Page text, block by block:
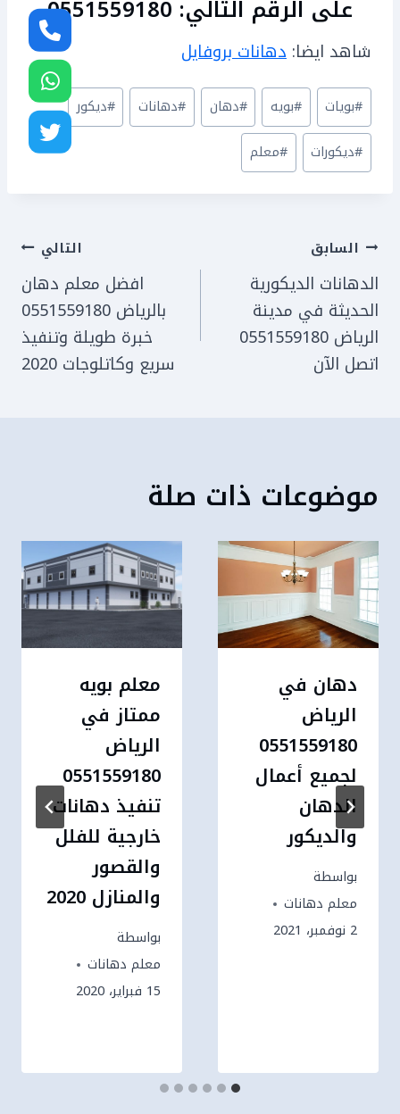
على الرقم التالي: 0551559180
شاهد ايضا: دهانات بروفايل
وسوم
المقال:
#بويات #بويه #دهان #دهانات #ديكور
#ديكورات #معلم
تصفّح
المقالات
السابق
الدهانات الديكورية
الحديثة في مدينة
الرياض 0551559180
اتصل الآن
التالي
افضل معلم دهان
بالرياض 0551559180
خبرة طويلة وتنفيذ
سريع وكاتلوجات 2020
موضوعات ذات صلة
دهان في
الرياض
0551559180
لجميع أعمال
الدهان
والديكور
بواسطة
معلم دهانات
2 نوفمبر، 2021
معلم بويه
ممتاز في
الرياض
0551559180
تنفيذ دهانات
خارجية للفلل
والقصور
والمنازل 2020
بواسطة
معلم دهانات
15 فبراير، 2020